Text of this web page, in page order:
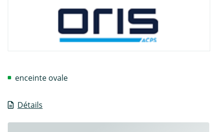
Détails
enceinte ovale